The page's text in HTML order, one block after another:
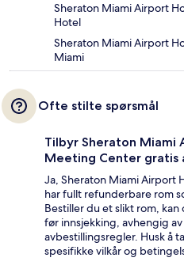
Sheraton Miami Airport
Hotel
Sheraton Miami Airport
Miami
Ofte stilte spørsmål
Tilbyr Sheraton Miami
Meeting Center gratis
Ja, Sheraton Miami Airport
har fullt refunderbare rom
Bestiller du et slikt rom,
før innsjekking, avhengig
avbestillingsregler. Husk å
spesifikke vilkår og